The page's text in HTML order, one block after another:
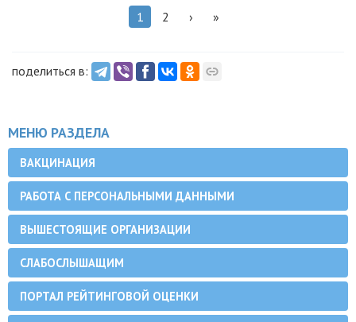
1 2 › »
поделиться в:
МЕНЮ РАЗДЕЛА
ВАКЦИНАЦИЯ
РАБОТА С ПЕРСОНАЛЬНЫМИ ДАННЫМИ
ВЫШЕСТОЯЩИЕ ОРГАНИЗАЦИИ
СЛАБОСЛЫШАЩИМ
ПОРТАЛ РЕЙТИНГОВОЙ ОЦЕНКИ